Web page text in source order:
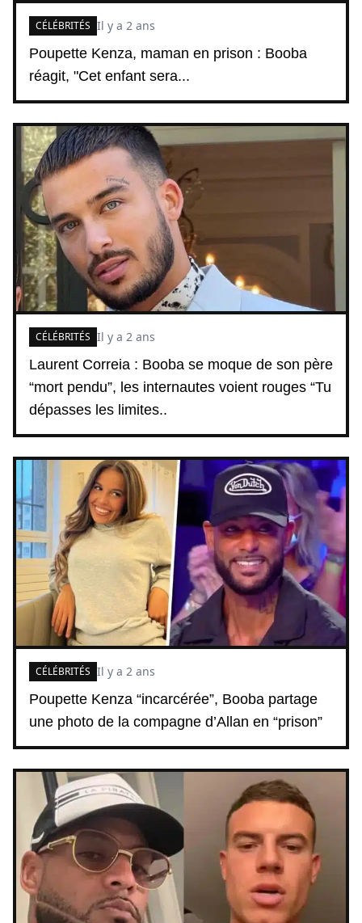
Poupette Kenza, maman en prison : Booba
réagit, "Cet enfant sera...
CÉLÉBRITÉS Il y a 2 ans
Laurent Correia : Booba se moque de son père
“mort pendu”, les internautes voient rouges “Tu
dépasses les limites..
CÉLÉBRITÉS Il y a 2 ans
Poupette Kenza “incarcérée”, Booba partage
une photo de la compagne d’Allan en “prison”
CÉLÉBRITÉS Il y a 2 ans